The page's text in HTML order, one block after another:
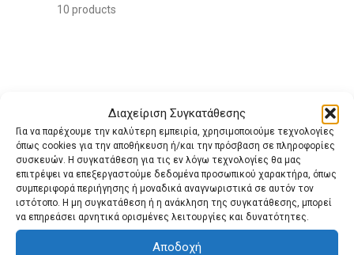
Διαχείριση Συγκατάθεσης
Για να παρέχουμε την καλύτερη εμπειρία, χρησιμοποιούμε τεχνολογίες
όπως cookies για την αποθήκευση ή/και την πρόσβαση σε πληροφορίες
συσκευών. Η συγκατάθεση για τις εν λόγω τεχνολογίες θα μας
επιτρέψει να επεξεργαστούμε δεδομένα προσωπικού χαρακτήρα, όπως
συμπεριφορά περιήγησης ή μοναδικά αναγνωριστικά σε αυτόν τον
ιστότοπο. Η μη συγκατάθεση ή η ανάκληση της συγκατάθεσης, μπορεί
να επηρεάσει αρνητικά ορισμένες λειτουργίες και δυνατότητες.
Αποδοχή
10 products